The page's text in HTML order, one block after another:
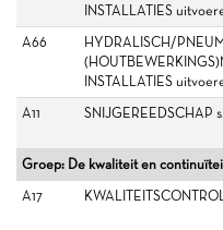
INSTALLATIES
A66
HYDRALISCH/
INSTALLATIES
A11 SNIJGEREEDSCHAP
Groep: De kwaliteit en
A17